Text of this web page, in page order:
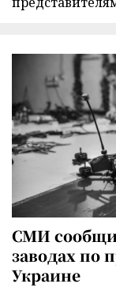
СМИ
заводах по
Украине